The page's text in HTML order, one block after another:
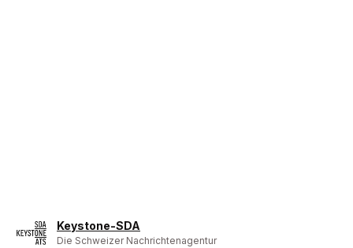
Keystone-SDA
Die Schweizer Nachrichtenagentur